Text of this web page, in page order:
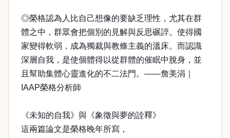
◎榮格認為人比自己想像的要缺乏理性，尤其在群
體之中，群眾會把個別的見解與反思碾誶。使得國
家變得軟弱，成為獨裁與教條主義的溫床。而認識
深層自我，是使個體得以從群體的催眠中脫身，並
且幫助集體心靈進化的不二法門。——詹美涓｜
IAAP榮格分析師
《未知的自我》與《象徵與夢的詮釋》
這兩篇論文是榮格晚年所寫，